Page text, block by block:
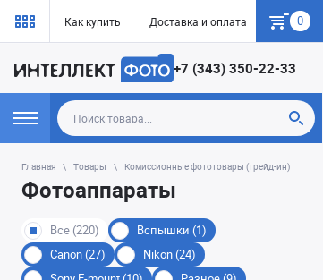
Как купить Доставка и оплата Гарантия
0
+7 (343) 350-22-33
Главная Товары Комиссионные фототовары (трейд-ин)
Фотоаппараты
Все (220)
Вспышки (1)
Canon (27)
Nikon (24)